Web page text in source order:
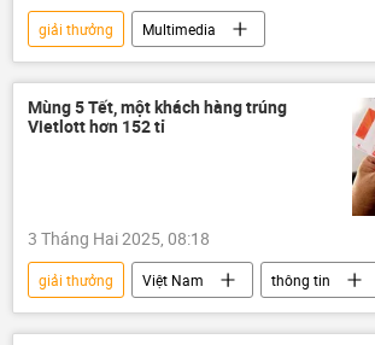
giải thưởng
Multimedia
Quan điểm-Ý kiến
Video
Intervision 2025
ca sĩ
Việt Nam
Hợp tác Nga-Việt
Mùng 5 Tết, một khách hàng trúng
Vietlott hơn 152 tỉ
3 Tháng Hai 2025, 08:18
giải thưởng Việt Nam
thông tin
Xã hội
tiền Tết Vietlott